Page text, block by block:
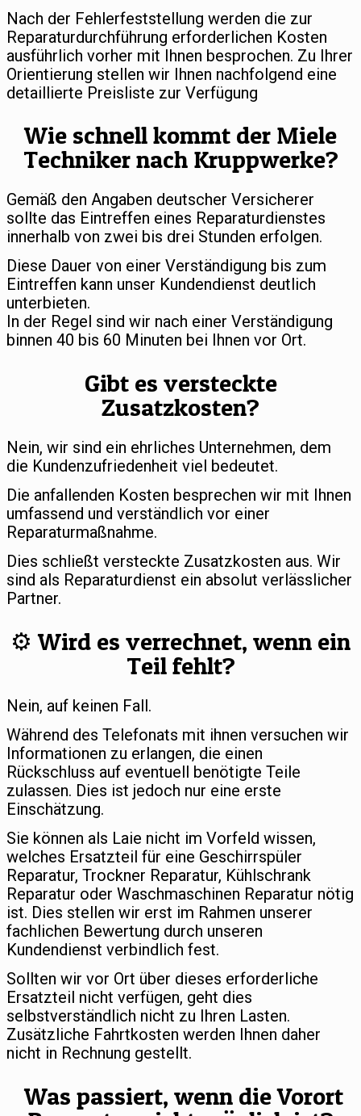
Nach der Fehlerfeststellung werden die zur
Reparaturdurchführung erforderlichen Kosten
ausführlich vorher mit Ihnen besprochen. Zu Ihrer
Orientierung stellen wir Ihnen nachfolgend eine
detaillierte Preisliste zur Verfügung
Wie schnell kommt der Miele
Techniker nach Kruppwerke?
Gemäß den Angaben deutscher Versicherer
sollte das Eintreffen eines Reparaturdienstes
innerhalb von zwei bis drei Stunden erfolgen.
Diese Dauer von einer Verständigung bis zum
Eintreffen kann unser Kundendienst deutlich
unterbieten.
In der Regel sind wir nach einer Verständigung
binnen 40 bis 60 Minuten bei Ihnen vor Ort.
Gibt es versteckte
Zusatzkosten?
Nein, wir sind ein ehrliches Unternehmen, dem
die Kundenzufriedenheit viel bedeutet.
Die anfallenden Kosten besprechen wir mit Ihnen
umfassend und verständlich vor einer
Reparaturmaßnahme.
Dies schließt versteckte Zusatzkosten aus. Wir
sind als Reparaturdienst ein absolut verlässlicher
Partner.
⚙️ Wird es verrechnet, wenn ein
Teil fehlt?
Nein, auf keinen Fall.
Während des Telefonats mit ihnen versuchen wir
Informationen zu erlangen, die einen
Rückschluss auf eventuell benötigte Teile
zulassen. Dies ist jedoch nur eine erste
Einschätzung.
Sie können als Laie nicht im Vorfeld wissen,
welches Ersatzteil für eine Geschirrspüler
Reparatur, Trockner Reparatur, Kühlschrank
Reparatur oder Waschmaschinen Reparatur nötig
ist. Dies stellen wir erst im Rahmen unserer
fachlichen Bewertung durch unseren
Kundendienst verbindlich fest.
Sollten wir vor Ort über dieses erforderliche
Ersatzteil nicht verfügen, geht dies
selbstverständlich nicht zu Ihren Lasten.
Zusätzliche Fahrtkosten werden Ihnen daher
nicht in Rechnung gestellt.
Was passiert, wenn die Vorort